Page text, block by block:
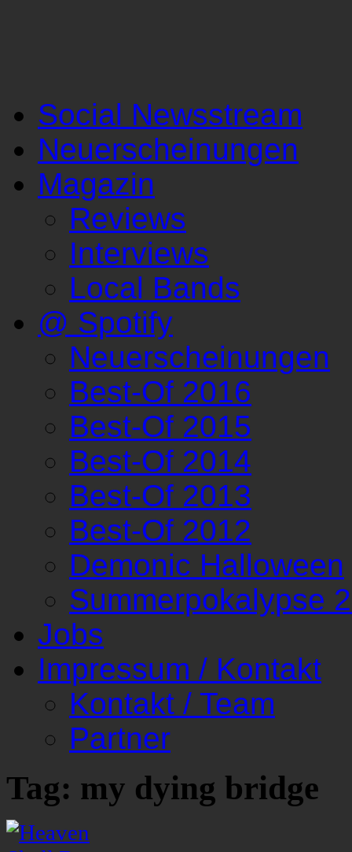
Social Newsstream
Neuerscheinungen
Magazin
Reviews
Interviews
Local Bands
@ Spotify
Neuerscheinungen
Best-Of 2016
Best-Of 2015
Best-Of 2014
Best-Of 2013
Best-Of 2012
Demonic Halloween
Summerpokalypse
Jobs
Impressum / Kontakt
Kontakt / Team
Partner
Tag: my dying bridge